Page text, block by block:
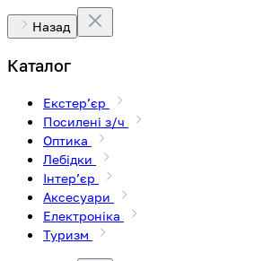
Назад
Каталог
Екстерʼєр
Посилені з/ч
Оптика
Лебідки
Інтерʼєр
Аксесуари
Електроніка
Туризм